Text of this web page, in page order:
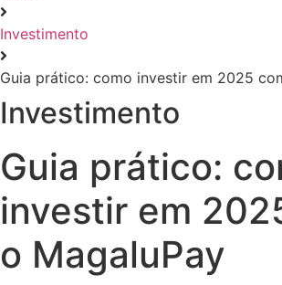
Investimento
Guia prático: como investir em 2025
Investimento
Guia prático:
investir em
o MagaluPay